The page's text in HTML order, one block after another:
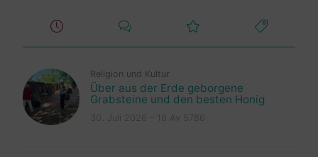
Religion und Kultur
Über aus der Erde geborgene
Grabsteine und den besten Honig